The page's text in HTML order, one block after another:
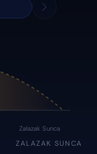
Zalazak Sunca
ZALAZAK SUNCA